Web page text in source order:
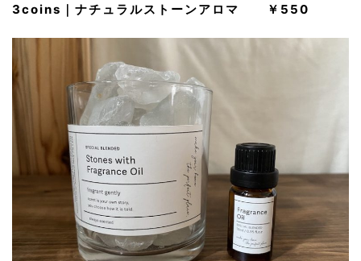
3coins｜ナチュラルストーンアロマ ￥550